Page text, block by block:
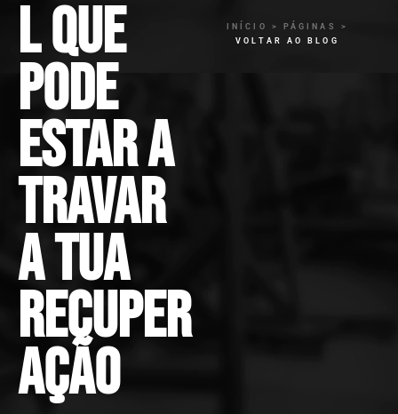
l que
pode
estar a
travar
a tua
recuper
ação
INÍCIO > PÁGINAS >
VOLTAR AO BLOG